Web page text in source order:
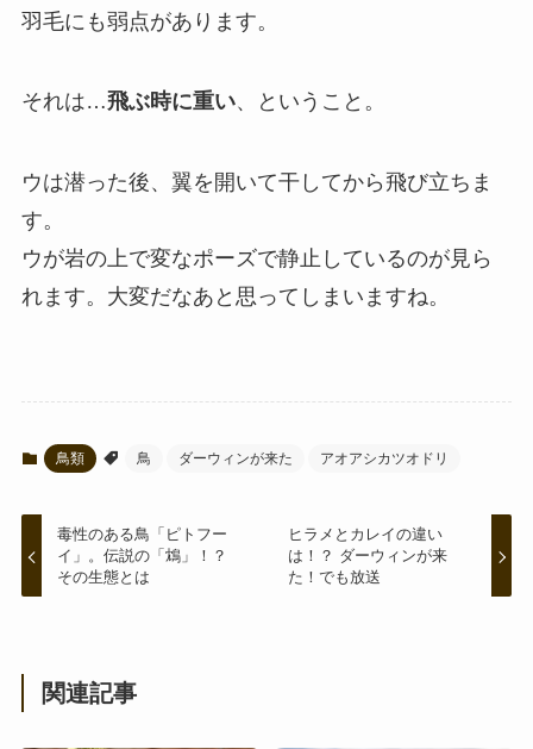
羽毛にも弱点があります。
それは…飛ぶ時に重い、ということ。
ウは潜った後、翼を開いて干してから飛び立ちま
す。
ウが岩の上で変なポーズで静止しているのが見ら
れます。大変だなあと思ってしまいますね。
鳥類 鳥 ダーウィンが来た アオアシカツオドリ
毒性のある鳥「ピトフー
イ」。伝説の「鴆」！？
その生態とは
ヒラメとカレイの違い
は！？ ダーウィンが来
た！でも放送
関連記事